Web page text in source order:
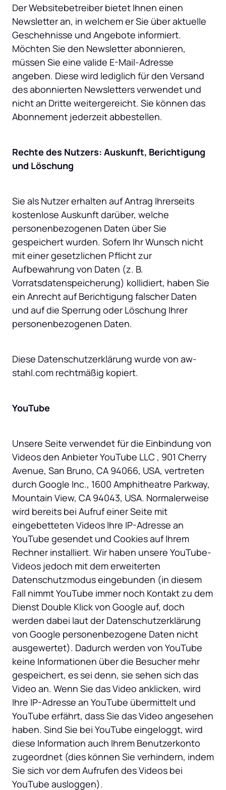
Der Websitebetreiber bietet Ihnen einen
Newsletter an, in welchem er Sie über aktuelle
Geschehnisse und Angebote informiert.
Möchten Sie den Newsletter abonnieren,
müssen Sie eine valide E-Mail-Adresse
angeben. Diese wird lediglich für den Versand
des abonnierten Newsletters verwendet und
nicht an Dritte weitergereicht. Sie können das
Abonnement jederzeit abbestellen.
Rechte des Nutzers: Auskunft, Berichtigung
und Löschung
Sie als Nutzer erhalten auf Antrag Ihrerseits
kostenlose Auskunft darüber, welche
personenbezogenen Daten über Sie
gespeichert wurden. Sofern Ihr Wunsch nicht
mit einer gesetzlichen Pflicht zur
Aufbewahrung von Daten (z. B.
Vorratsdatenspeicherung) kollidiert, haben Sie
ein Anrecht auf Berichtigung falscher Daten
und auf die Sperrung oder Löschung Ihrer
personenbezogenen Daten.
Diese Datenschutzerklärung wurde von aw-
stahl.com rechtmäßig kopiert.
YouTube
Unsere Seite verwendet für die Einbindung von
Videos den Anbieter YouTube LLC , 901 Cherry
Avenue, San Bruno, CA 94066, USA, vertreten
durch Google Inc., 1600 Amphitheatre Parkway,
Mountain View, CA 94043, USA. Normalerweise
wird bereits bei Aufruf einer Seite mit
eingebetteten Videos Ihre IP-Adresse an
YouTube gesendet und Cookies auf Ihrem
Rechner installiert. Wir haben unsere YouTube-
Videos jedoch mit dem erweiterten
Datenschutzmodus eingebunden (in diesem
Fall nimmt YouTube immer noch Kontakt zu dem
Dienst Double Klick von Google auf, doch
werden dabei laut der Datenschutzerklärung
von Google personenbezogene Daten nicht
ausgewertet). Dadurch werden von YouTube
keine Informationen über die Besucher mehr
gespeichert, es sei denn, sie sehen sich das
Video an. Wenn Sie das Video anklicken, wird
Ihre IP-Adresse an YouTube übermittelt und
YouTube erfährt, dass Sie das Video angesehen
haben. Sind Sie bei YouTube eingeloggt, wird
diese Information auch Ihrem Benutzerkonto
zugeordnet (dies können Sie verhindern, indem
Sie sich vor dem Aufrufen des Videos bei
YouTube ausloggen).